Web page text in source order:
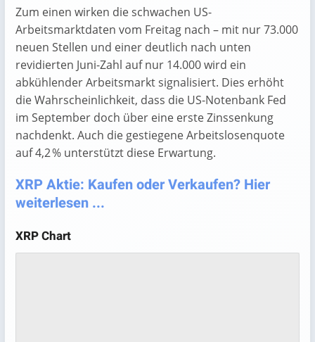
Zum einen wirken die schwachen US-
Arbeitsmarktdaten vom Freitag nach – mit nur 73.000
neuen Stellen und einer deutlich nach unten
revidierten Juni-Zahl auf nur 14.000 wird ein
abkühlender Arbeitsmarkt signalisiert. Dies erhöht
die Wahrscheinlichkeit, dass die US-Notenbank Fed
im September doch über eine erste Zinssenkung
nachdenkt. Auch die gestiegene Arbeitslosenquote
auf 4,2 % unterstützt diese Erwartung.
XRP Aktie: Kaufen oder Verkaufen? Hier
weiterlesen ...
XRP Chart